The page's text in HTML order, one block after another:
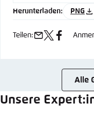
Herunterladen: PNG
Teilen:
e- x facebook
Alle
Unsere